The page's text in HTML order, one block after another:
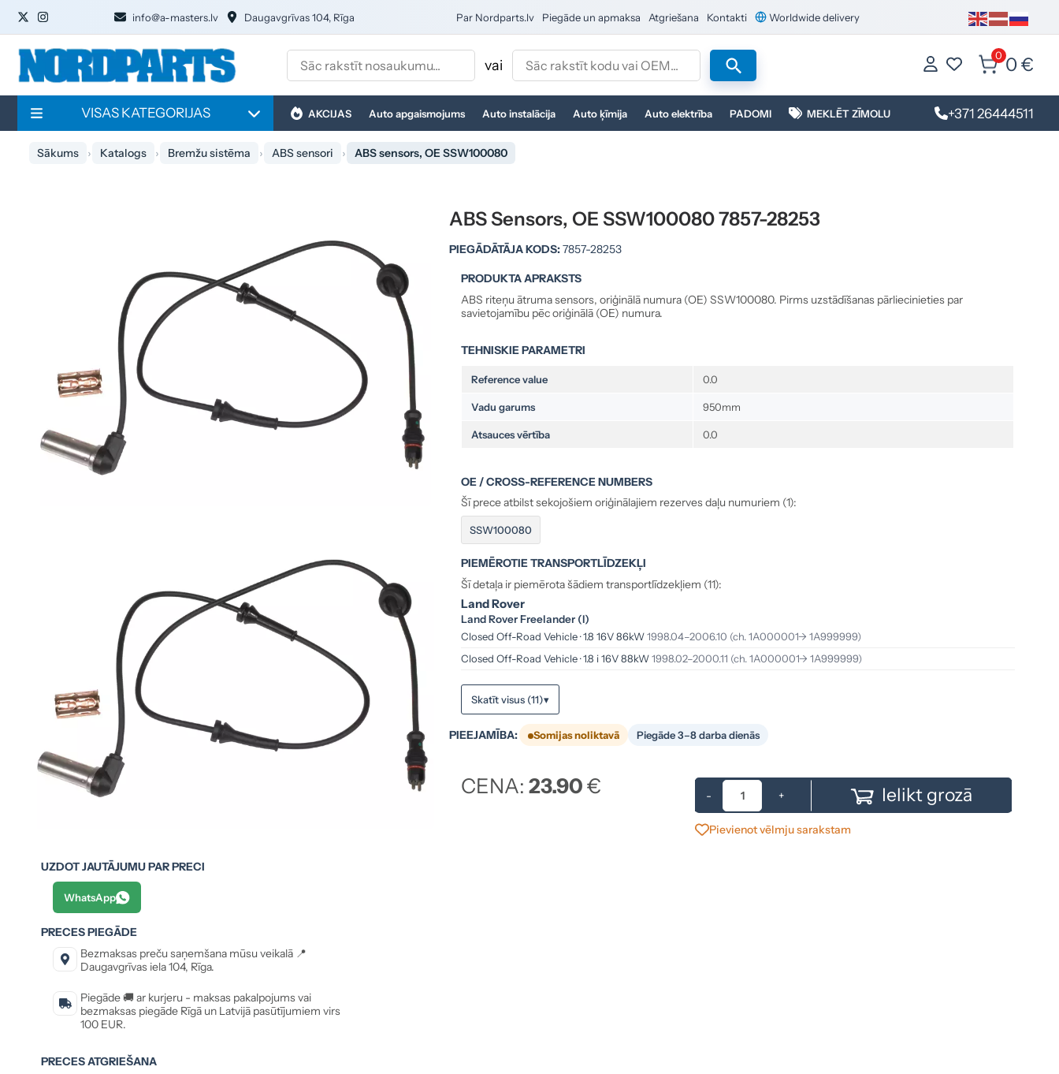
info@a-masters.lv Daugavgrīvas 104, Rīga Par Nordparts.lv Piegāde un apmaksa Atgriešana Kontakti Worldwide delivery
vai
0 0 €
VISAS KATEGORIJAS AKCIJAS Auto apgaismojums Auto instalācija Auto ķīmija Auto elektrība PADOMI MEKLĒT ZĪMOLU +371 26444511
Sākums Katalogs Bremžu sistēma ABS sensori ABS sensors, OE SSW100080
UZDOT JAUTĀJUMU PAR PRECI
WhatsApp
PRECES PIEGĀDE
Bezmaksas preču saņemšana mūsu veikalā 📍
Daugavgrīvas iela 104, Rīga.
Piegāde 🚚 ar kurjeru - maksas pakalpojums vai
bezmaksas piegāde Rīgā un Latvijā pasūtījumiem virs
100 EUR.
PRECES ATGRIEŠANA
ABS Sensors, OE SSW100080 7857-28253
PIEGĀDĀTĀJA KODS:7857-28253
PRODUKTA APRAKSTS
ABS riteņu ātruma sensors, oriģinālā numura (OE) SSW100080. Pirms uzstādīšanas pārliecinieties par
savietojamību pēc oriģinālā (OE) numura.
TEHNISKIE PARAMETRI
Reference value 0.0
Vadu garums 950mm
Atsauces vērtība 0.0
OE / CROSS-REFERENCE NUMBERS
Šī prece atbilst sekojošiem oriģinālajiem rezerves daļu numuriem (1):
SSW100080
PIEMĒROTIE TRANSPORTLĪDZEKĻI
Šī detaļa ir piemērota šādiem transportlīdzekļiem (11):
Land Rover
Land Rover Freelander (I)
Closed Off-Road Vehicle · 1.8 16V 86kW1998.04–2006.10 (ch. 1A000001-> 1A999999)
Closed Off-Road Vehicle · 1.8 i 16V 88kW1998.02–2000.11 (ch. 1A000001-> 1A999999)
Skatīt visus (11)▾
PIEEJAMĪBA: Somijas noliktavā Piegāde 3–8 darba dienās
CENA:23.90€ - + Ielikt grozā
Pievienot vēlmju sarakstam